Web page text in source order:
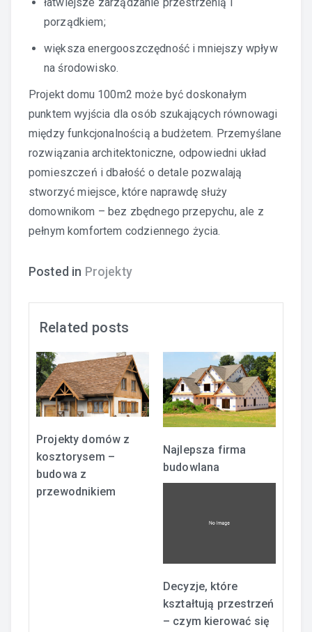
porządkiem;
większa energooszczędność i mniejszy wpływ
na środowisko.
Projekt domu 100m2 może być doskonałym
punktem wyjścia dla osób szukających równowagi
między funkcjonalnością a budżetem. Przemyślane
rozwiązania architektoniczne, odpowiedni układ
pomieszczeń i dbałość o detale pozwalają
stworzyć miejsce, które naprawdę służy
domownikom – bez zbędnego przepychu, ale z
pełnym komfortem codziennego życia.
Posted in Projekty
Related posts
Projekty domów z
kosztorysem –
budowa z
przewodnikiem
Najlepsza firma
budowlana
Decyzje, które
kształtują przestrzeń
– czym kierować się